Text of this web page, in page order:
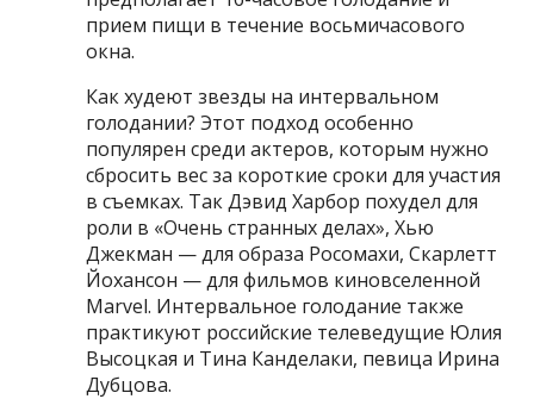
прием пищи в течение восьмичасового
окна.
Как худеют звезды на интервальном
голодании? Этот подход особенно
популярен среди актеров, которым нужно
сбросить вес за короткие сроки для участия
в съемках. Так Дэвид Харбор похудел для
роли в «Очень странных делах», Хью
Джекман — для образа Росомахи, Скарлетт
Йохансон — для фильмов киновселенной
Marvel. Интервальное голодание также
практикуют российские телеведущие Юлия
Высоцкая и Тина Канделаки, певица Ирина
Дубцова.